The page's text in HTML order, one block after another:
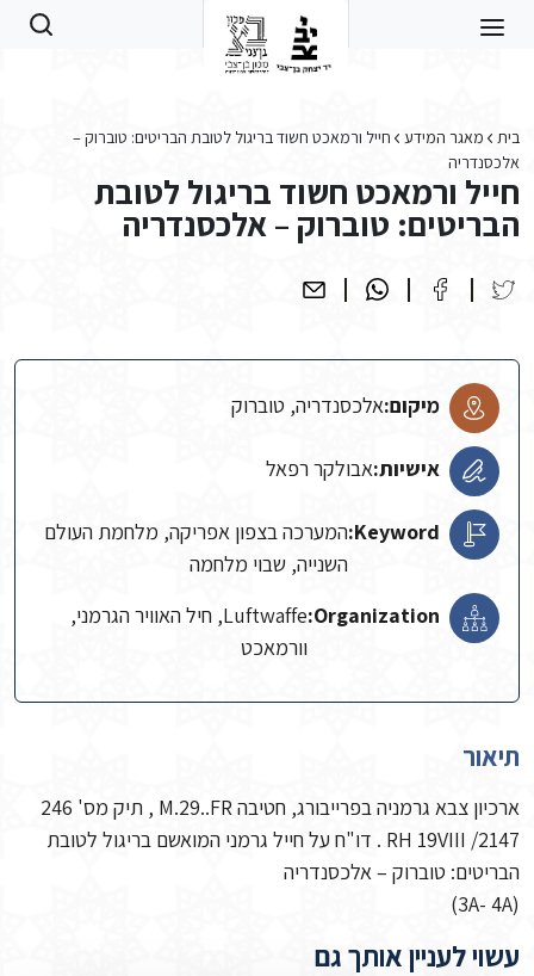
בית מאגר המידע
חייל ורמאכט חשוד בריגול לטובת הבריטים: טוברוק –
אלכסנדריה
חייל ורמאכט חשוד בריגול לטובת
הבריטים: טוברוק – אלכסנדריה
מיקום:אלכסנדריה, טוברוק
אישיות:אבולקר רפאל
Keyword: המערכה בצפון אפריקה, מלחמת העולם
השנייה, שבוי מלחמה
Organization:
Luftwaffe, חיל האוויר הגרמני,
וורמאכט
תיאור
ארכיון צבא גרמניה בפרייבורג, חטיבה M.29..FR , תיק מס' 246
RH 19VIII /2147 . דו"ח על חייל גרמני המואשם בריגול לטובת
הבריטים: טוברוק – אלכסנדריה
(3A- 4A)
עשוי לעניין אותך גם